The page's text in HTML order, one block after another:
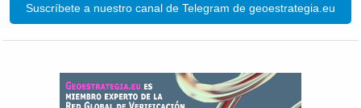
Suscríbete a nuestro canal de Telegram de geoestrategia.eu